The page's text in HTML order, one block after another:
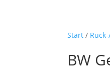
Start /
BW